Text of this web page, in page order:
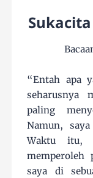
“Entah apa
seharusnya
paling
Namun,
Waktu itu,
memperoleh
saya di